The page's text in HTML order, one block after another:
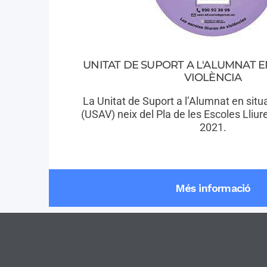
UNITAT DE SUPORT A L'ALUMNAT
VIOLÈNCIA
La Unitat de Suport a l’Alumnat en
(USAV) neix del Pla de les Escoles
2021.
Més informació